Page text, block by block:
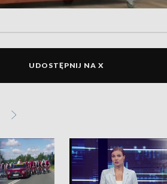
UDOSTĘPNIJ NA X